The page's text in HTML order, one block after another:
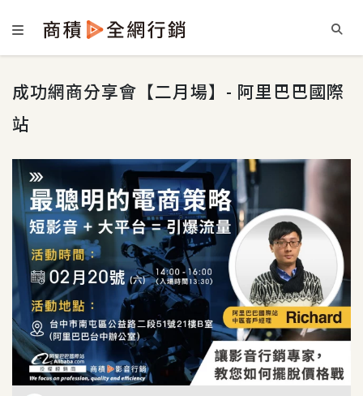
成功網商分享會【二月場】- 阿里巴巴國際
站